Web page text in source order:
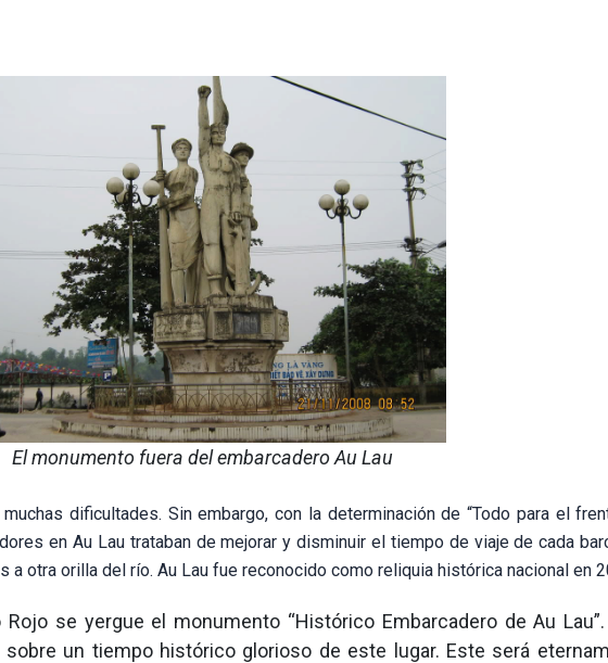
El monumento fuera del embarcadero Au Lau
dificultades. Sin embargo, con la determinación de “Todo para el
en Au Lau trataban de mejorar y disminuir el tiempo de viaje de cada
a otra orilla del río. Au Lau fue reconocido como reliquia histórica nacional en
se yergue el monumento “Histórico Embarcadero de Au
un tiempo histórico glorioso de este lugar. Este será